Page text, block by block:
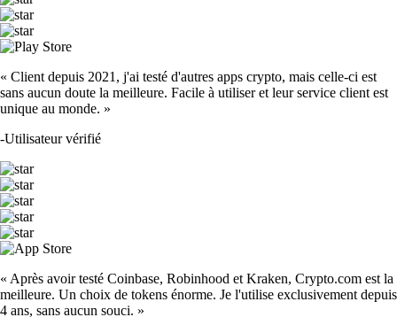
« Client depuis 2021, j'ai testé d'autres apps crypto, mais celle-ci est
sans aucun doute la meilleure. Facile à utiliser et leur service client est
unique au monde. »
-Utilisateur vérifié
« Après avoir testé Coinbase, Robinhood et Kraken, Crypto.com est la
meilleure. Un choix de tokens énorme. Je l'utilise exclusivement depuis
4 ans, sans aucun souci. »